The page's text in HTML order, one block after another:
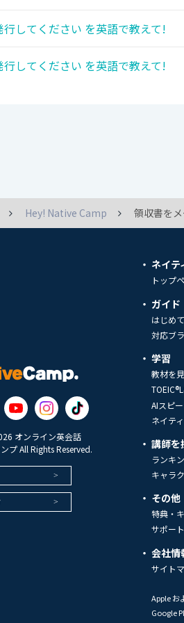
してください を英語で教えて!
してください を英語で教えて!
Hey! Native Camp 領収書を
オンライン英会話
プ All Rights Reserved.
ネイテ
トップ
ガイド
はじめ
対応ブ
学習
教材を
AIスピ
ネイテ
講師を
ランキ
キャラ
その他
特典・
サポー
会社情
サイト
Apple お
Google